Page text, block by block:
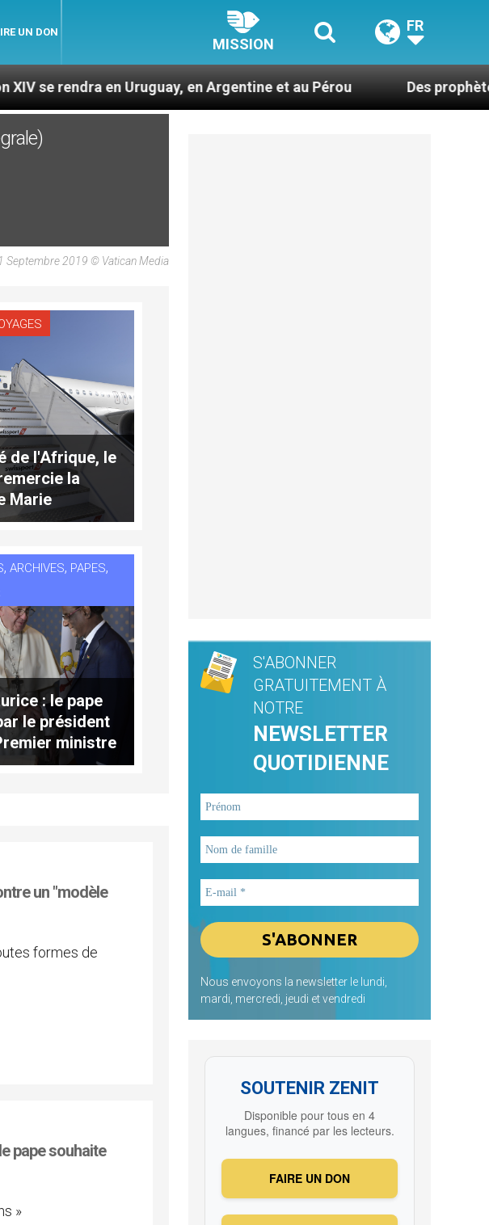
UN DON
MISSION
FR
en Argentine et au Pérou Des prophètes d’harmonie
Septembre 2019 © Vatican Media
de l'Afrique, le
la
Marie
,ARCHIVES, PAPES,
: le pape
le président
ministre
un "modèle
formes de
pape souhaite
»
S'ABONNER
GRATUITEMENT À
NOTRE
NEWSLETTER
QUOTIDIENNE
Nous envoyons la newsletter le lundi,
mardi, mercredi, jeudi et vendredi
SOUTENIR ZENIT
Disponible pour tous en 4
langues, financé par les lecteurs.
FAIRE UN DON